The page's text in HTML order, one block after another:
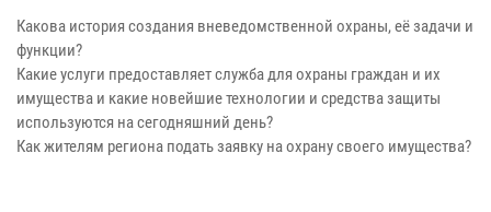
Какова история создания вневедомственной охраны, её задачи и
функции?
Какие услуги предоставляет служба для охраны граждан и их
имущества и какие новейшие технологии и средства защиты
используются на сегодняшний день?
Как жителям региона подать заявку на охрану своего имущества?